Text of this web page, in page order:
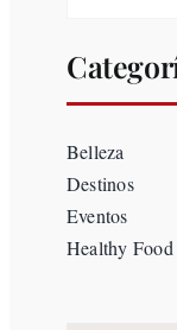
Belleza
Destinos
Eventos
Healthy Food